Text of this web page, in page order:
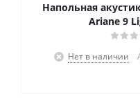
Напольная
Ariane 9
Нет в наличии